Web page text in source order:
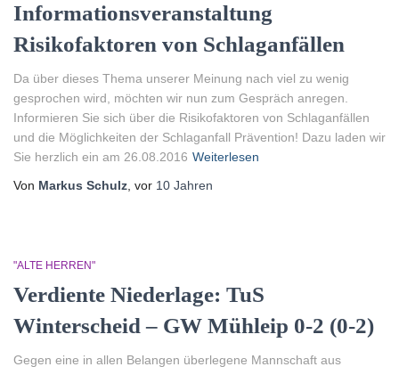
Informationsveranstaltung
Risikofaktoren von Schlaganfällen
Da über dieses Thema unserer Meinung nach viel zu wenig
gesprochen wird, möchten wir nun zum Gespräch anregen.
Informieren Sie sich über die Risikofaktoren von Schlaganfällen
und die Möglichkeiten der Schlaganfall Prävention! Dazu laden wir
Sie herzlich ein am 26.08.2016 Weiterlesen
Von Markus Schulz , vor 10 Jahren
"ALTE HERREN"
Verdiente Niederlage: TuS
Winterscheid – GW Mühleip 0-2 (0-2)
Gegen eine in allen Belangen überlegene Mannschaft aus